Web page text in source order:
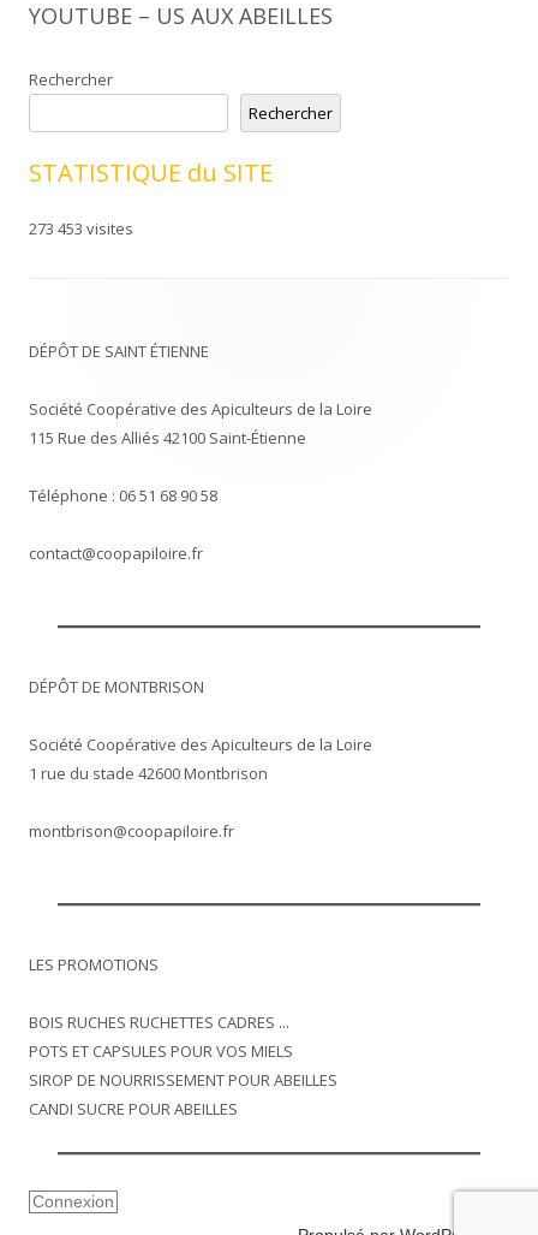
YOUTUBE – US AUX ABEILLES
Rechercher
Rechercher
STATISTIQUE du SITE
273 453 visites
DÉPÔT DE SAINT ÉTIENNE
Société Coopérative des Apiculteurs de la Loire
115 Rue des Alliés 42100 Saint-Étienne
Téléphone : 06 51 68 90 58
contact@coopapiloire.fr
DÉPÔT DE MONTBRISON
Société Coopérative des Apiculteurs de la Loire
1 rue du stade 42600 Montbrison
montbrison@coopapiloire.fr
LES PROMOTIONS
BOIS RUCHES RUCHETTES CADRES ...
POTS ET CAPSULES POUR VOS MIELS
SIROP DE NOURRISSEMENT POUR ABEILLES
CANDI SUCRE POUR ABEILLES
Connexion